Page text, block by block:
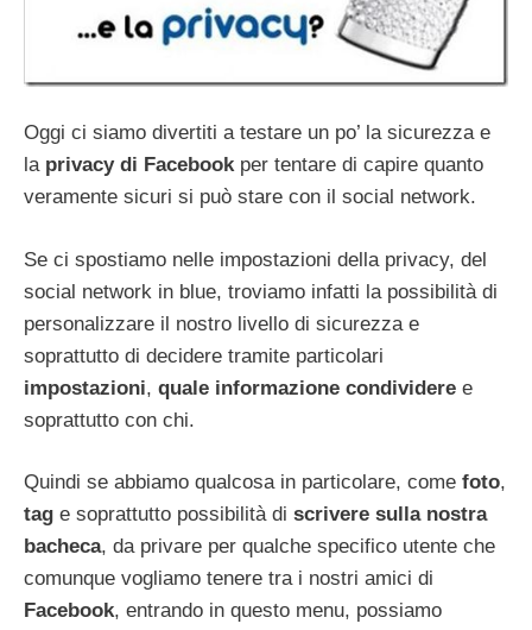
Oggi ci siamo divertiti a testare un po’ la sicurezza e
laprivacy di Facebookper tentare di capire quanto
veramente sicuri si può stare con il social network.
Se ci spostiamo nelle impostazioni della privacy, del
social network in blue, troviamo infatti la possibilità di
personalizzare il nostro livello di sicurezza e
soprattutto di decidere tramite particolari
impostazioni, quale informazione condividere e
soprattutto con chi.
Quindi se abbiamo qualcosa in particolare, come foto,
tag e soprattutto possibilità di scrivere sulla nostra
bacheca, da privare per qualche specifico utente che
comunque vogliamo tenere tra i nostri amici di
Facebook, entrando in questo menu, possiamo